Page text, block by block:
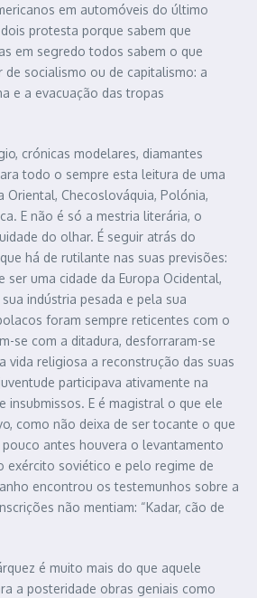
em automóveis do último
protesta porque sabem que
em segredo todos sabem o que
de socialismo ou de capitalismo: a
e a evacuação das tropas
crónicas modelares, diamantes
todo o sempre esta leitura de uma
Oriental, Checoslováquia, Polónia,
E não é só a mestria literária, o
do olhar. É seguir atrás do
há de rutilante nas suas previsões:
ser uma cidade da Europa Ocidental,
indústria pesada e pela sua
foram sempre reticentes com o
se com a ditadura, desforraram-se
vida religiosa a reconstrução das suas
participava ativamente na
insubmissos. E é magistral o que ele
como não deixa de ser tocante o que
pouco antes houvera o levantamento
exército soviético e pelo regime de
encontrou os testemunhos sobre a
não mentiam: “Kadar, cão de
é muito mais do que aquele
a posteridade obras geniais como